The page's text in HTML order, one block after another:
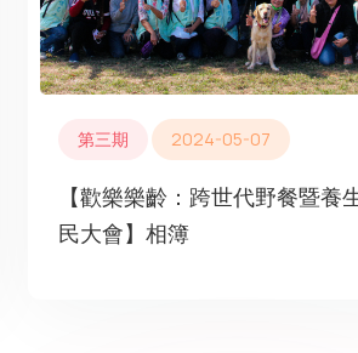
第三期 2024-05-07
【歡樂樂齡：跨世代野餐暨養
民大會】相簿